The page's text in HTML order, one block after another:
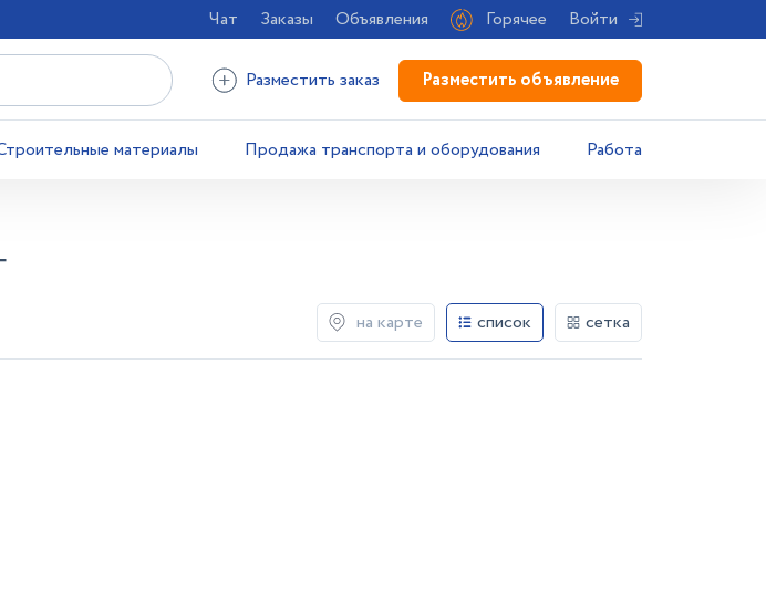
Чат Заказы Объявления Горячее Войти
Разместить заказ Разместить объявление
материалы Продажа транспорта и оборудования Работа
на карте список сетка